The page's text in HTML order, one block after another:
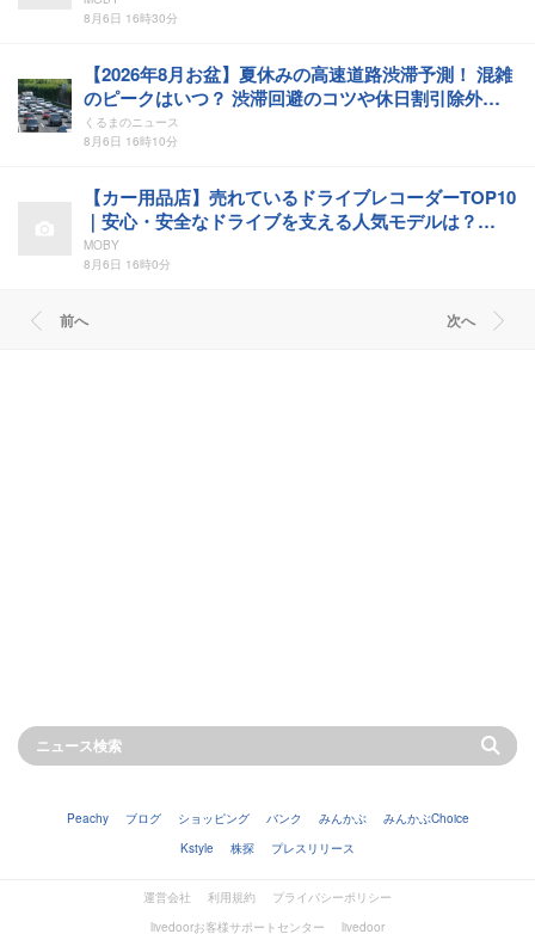
8月6日 16時30分
【2026年8月お盆】夏休みの高速道路渋滞予測！ 混雑
のピークはいつ？ 渋滞回避のコツや休日割引除外日
の注意点も解説
くるまのニュース
8月6日 16時10分
【カー用品店】売れているドライブレコーダーTOP10
｜安心・安全なドライブを支える人気モデルは？
【2026年6月版】
MOBY
8月6日 16時0分
前へ 次へ
Peachy ブログ ショッピング バンク みんかぶ
みんかぶChoice
Kstyle
株探 プレスリリース
運営会社 利用規約
プライバシーポリシー
livedoorお客様サポートセンター
livedoor